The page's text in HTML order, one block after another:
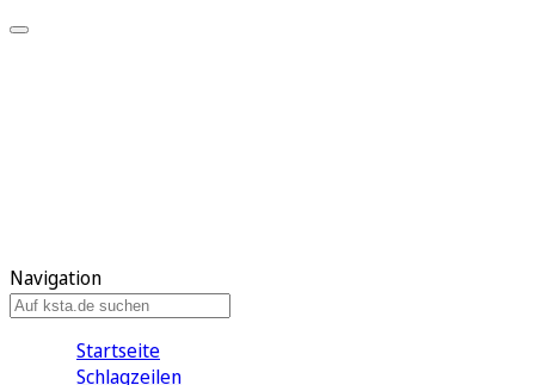
Navigation
Startseite
Schlagzeilen